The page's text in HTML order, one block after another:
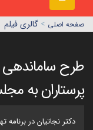
صفحه اصلي > گالری فیلم
طرح
پرستاران به